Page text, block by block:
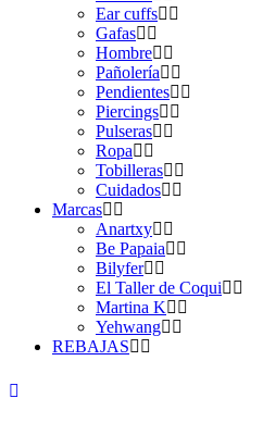
Ear cuffs
Gafas
Hombre
Pañolería
Pendientes
Piercings
Pulseras
Ropa
Tobilleras
Cuidados
Marcas
Anartxy
Be Papaia
Bilyfer
El Taller de Coqui
Martina K
Yehwang
REBAJAS